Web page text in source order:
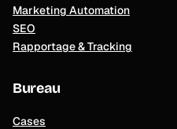
Marketing Automation
SEO
Rapportage & Tracking
Bureau
Cases